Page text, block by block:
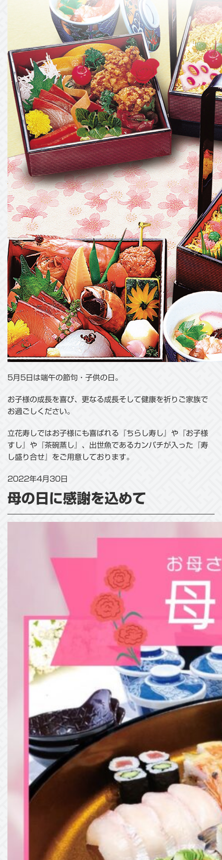
5月5日は端午の節句・子供の日。
お子様の成長を喜び、更なる成長そして健康を祈りご家族で
お過ごしください。
立花寿しではお子様にも喜ばれる『ちらし寿し』や『お子様
すし』や『茶碗蒸し』、出世魚であるカンパチが入った『寿
し盛り合せ』をご用意しております。
2022年4月30日
母の日に感謝を込めて